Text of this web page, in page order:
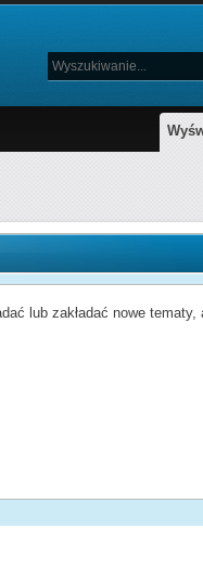
lub zakładać nowe